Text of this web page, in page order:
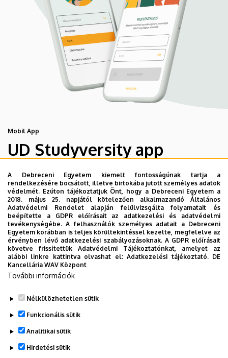
Mobil App
UD Studyversity app
Engedd meg, hogy figyelmedbe ajánljuk a Debreceni
Egyetem új applikációját, melyet hallgatói számára
készített. Az alkalmazás bevezetésével célunk, hogy
segítsünk eligazodni az egyetemi mindennapokban, a
tanulmányaiddal kapcsolatban gyorsan elérhető
információkat biztosítsunk, útmutatót adjunk az egyetemi
évek során felmerülő helyzetekkel, kérdésekkel
kapcsolatban, továbbá „zsebközelbe” hozzuk az Egyetem
és Debrecen város kulturális és sport életét.
A Debreceni Egyetem kiemelt fontosságúnak tartja a
rendelkezésére bocsátott, illetve birtokába jutott személyes adatok
védelmét. Ezúton tájékoztatjuk Önt, hogy a Debreceni Egyetem a
2018. május 25. napjától kötelezően alkalmazandó Általános
Adatvédelmi Rendelet alapján felülvizsgálta folyamatait és
beépítette a GDPR előírásait az adatkezelési és adatvédelmi
tevékenységébe. A felhasználók személyes adatait a Debreceni
Egyetem korábban is teljes körültekintéssel kezelte, megfelelve az
érvényben lévő adatkezelési szabályozásoknak. A GDPR előírásait
követve frissítettük Adatvédelmi Tájékoztatónkat, amelyet az
alábbi linkre kattintva olvashat el:Adatkezelési tájékoztató. DE
Kancellária WAV Központ
További információk
Nélkülözhetetlen sütik
Funkcionális sütik
Analitikai sütik
Hirdetési sütik